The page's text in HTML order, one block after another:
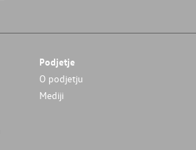
Podjetje
O podjetju
Mediji